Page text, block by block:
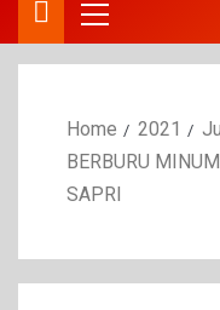
Home 2021
BERBURU
SAPRI